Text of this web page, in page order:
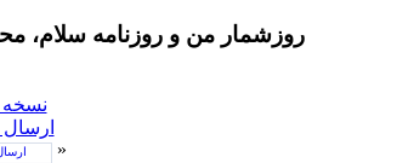
روزشمار من و روزنامه سلام،
نسخه
ارسال
»